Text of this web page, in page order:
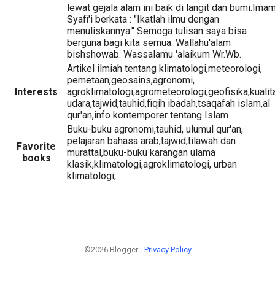
lewat gejala alam ini baik di langit dan
Syafi'i berkata : "Ikatlah ilmu dengan
menuliskannya." Semoga tulisan saya bisa
berguna bagi kita semua. Wallahu'alam
bishshowab. Wassalamu 'alaikum Wr.Wb.
Interests
Artikel ilmiah tentang klimatologi,meteorologi,
pemetaan,geosains,agronomi,
udara,tajwid,tauhid,fiqih ibadah,tsaqafah islam,al
qur'an,info kontemporer tentang Islam
Favorite
books
Buku-buku agronomi,tauhid, ulumul qur'an,
pelajaran bahasa arab,tajwid,tilawah dan
murattal,buku-buku karangan ulama
klasik,klimatologi,agroklimatologi, urban
klimatologi,
©2026 Blogger - Privacy Policy